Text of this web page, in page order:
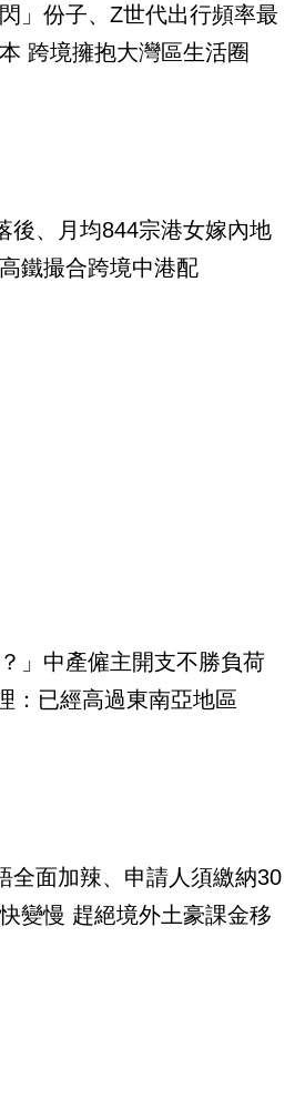
」份子、Z世代出行頻率最
跨境擁抱大灣區生活圈
後、月均844宗港女嫁內地
鐵撮合跨境中港配
」中產僱主開支不勝負荷
：已經高過東南亞地區
全面加辣、申請人須繳納30
變慢 趕絕境外土豪課金移